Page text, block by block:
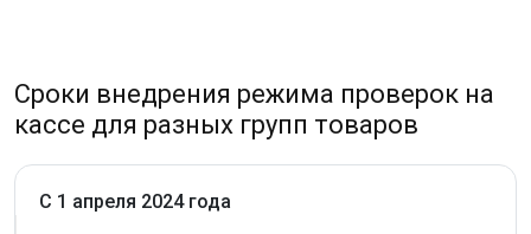
Сроки внедрения режима проверок на
кассе для разных групп товаров
С 1 апреля 2024 года